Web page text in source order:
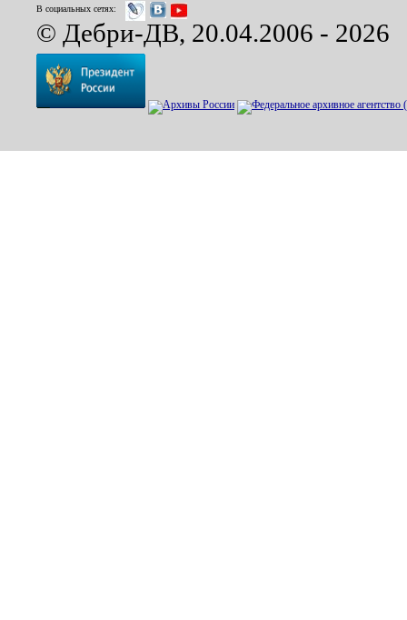
В социальных сетях:
© Дебри-ДВ, 20.04.2006 - 2026